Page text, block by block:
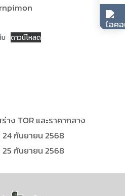
บ ดาวน์โหลด
าง TOR และราคากลาง
กันยายน 2568
กันยายน 2568